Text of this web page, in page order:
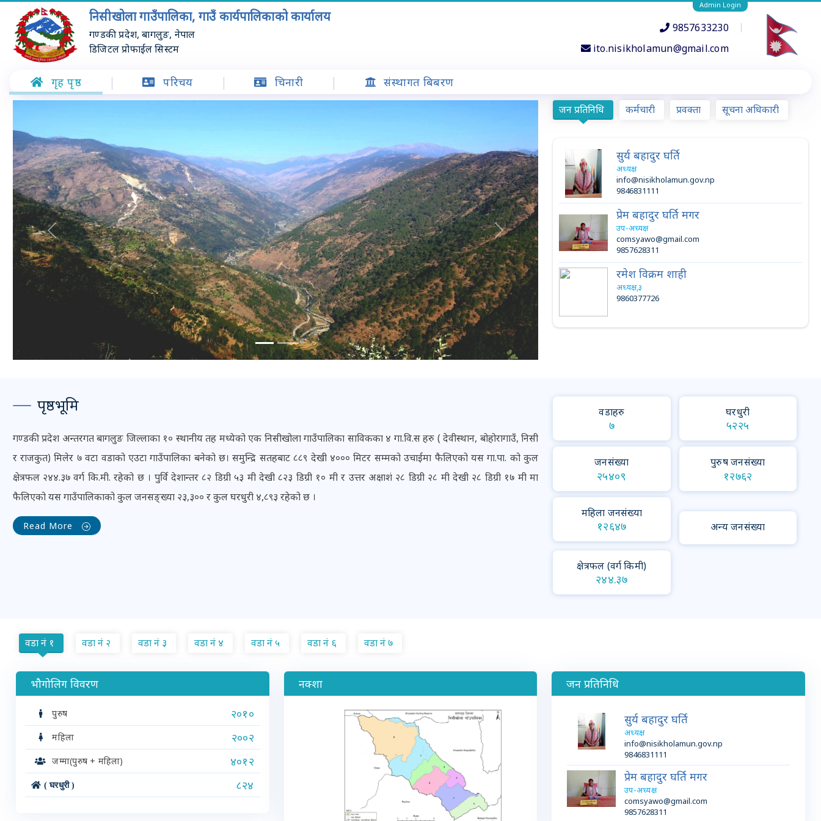
Admin Login
निसीखोला गाउँपालिका, गाउँ कार्यपालिकाको कार्यालय
गण्डकी प्रदेश, बागलुङ, नेपाल
डिजिटल प्रोफाईल सिस्टम
9857633230
ito.nisikholamun@gmail.com
गृह पृष्ठ परिचय चिनारी संस्थागत बिबरण
Previous Next
जन प्रतिनिधि कर्मचारी प्रवक्ता सूचना अधिकारी
सुर्य बहादुर घर्ति
अध्यक्ष
info@nisikholamun.gov.np
9846831111
प्रेम बहादुर घर्ति मगर
उप-अध्यक्ष
comsyawo@gmail.com
9857628311
रमेश विक्रम शाही
अध्यक्ष,३
9860377726
पृष्ठभूमि
गण्डकी प्रदेश अन्तरगत बागलुङ जिल्लाका १० स्थानीय तह मध्येको एक निसीखोला गाउँपालिका साविकका ४ गा.वि.स हरु ( देवीस्थान, बोहोरागाउँ, निसी
र राजकुत) मिलेर ७ वटा वडाको एउटा गाउँपालिका बनेको छ। समुन्द्रि सतहबाट ८८९ देखी ४००० मिटर सम्मको उचाईमा फैलिएको यस गा.पा. को कुल
क्षेत्रफल २४४.३७ वर्ग कि.मी. रहेको छ । पुर्वि देशान्तर ८२‍‌ डिग्री ५३ मी देखी ८२‍३ डिग्री १० मी र उत्तर अक्षाश‌ं २‍‌८ डिग्री २८ मी देखी २८ डिग्री १७ मी मा
फैलिएको यस गाउँपालिकाको कुल जनसङ्ख्या २३,३०० र कुल घरधुरी ४,८९३ रहेको छ ।
Read More
वडाहरु
७
घरधुरी
५२२५
जनसंख्या
२५४०९
पुरुष जनसंख्या
१२७६२
महिला जनसंख्या
१२६४७ अन्य जनसंख्या
क्षेत्रफल (वर्ग किमी)
२४४.३७
वडा नं १ वडा नं २ वडा नं ३ वडा नं ४ वडा नं ५ वडा नं ६ वडा नं ७
भौगोलिग विवरण
पुरुष २०१०
महिला २००२
जम्मा(पुरुष + महिला) ४०१२
( घरधुरी ) ८२४
नक्शा जन प्रतिनिधि
सुर्य बहादुर घर्ति
अध्यक्ष
info@nisikholamun.gov.np
9846831111
प्रेम बहादुर घर्ति मगर
उप-अध्यक्ष
comsyawo@gmail.com
9857628311